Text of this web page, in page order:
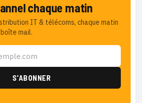
chaque matin
IT & télécoms, chaque matin
mail.